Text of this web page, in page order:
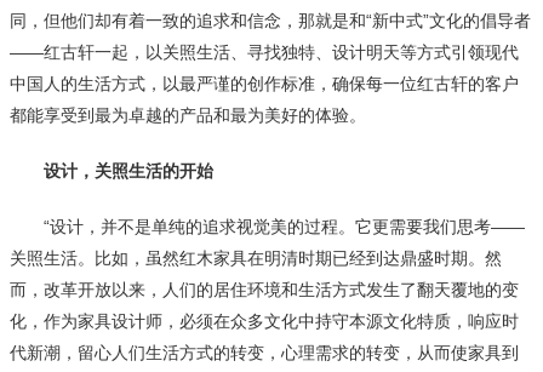
同，但他们却有着一致的追求和信念，那就是和“新中式”文化的倡导者
——红古轩一起，以关照生活、寻找独特、设计明天等方式引领现代
中国人的生活方式，以最严谨的创作标准，确保每一位红古轩的客户
都能享受到最为卓越的产品和最为美好的体验。
设计，关照生活的开始
“设计，并不是单纯的追求视觉美的过程。它更需要我们思考——
关照生活。比如，虽然红木家具在明清时期已经到达鼎盛时期。然
而，改革开放以来，人们的居住环境和生活方式发生了翻天覆地的变
化，作为家具设计师，必须在众多文化中持守本源文化特质，响应时
代新潮，留心人们生活方式的转变，心理需求的转变，从而使家具到